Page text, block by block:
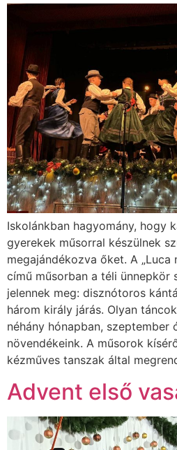
Iskolánkban hagyomány, hogy
gyerekek műsorral készülnek
megajándékozva őket. A
című műsorban a téli ünnepkör
jelennek meg: disznótoros
három király járás. Olyan
néhány hónapban, szeptember
növendékeink. A műsorok
kézműves tanszak által
Advent első